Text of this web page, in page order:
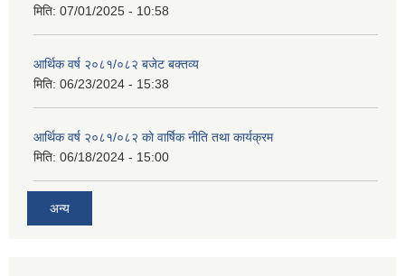
मिति: 07/01/2025 - 10:58
आर्थिक वर्ष २०८१/०८२ बजेट बक्तव्य
मिति: 06/23/2024 - 15:38
आर्थिक वर्ष २०८१/०८२ काे वार्षिक नीति तथा कार्यक्रम
मिति: 06/18/2024 - 15:00
अन्य